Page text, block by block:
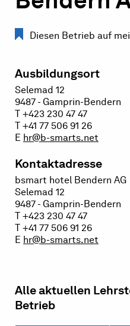
Diesen Betrieb auf
Ausbildungsort
Selemad 12
9487 - Gamprin-Bendern
T +423 230 47 47
T +41 77 506 91 26
E hr@b-smarts.net
Kontaktadresse
bsmart hotel Bendern AG
Selemad 12
9487 - Gamprin-Bendern
T +423 230 47 47
T +41 77 506 91 26
E hr@b-smarts.net
Alle aktuellen
Betrieb